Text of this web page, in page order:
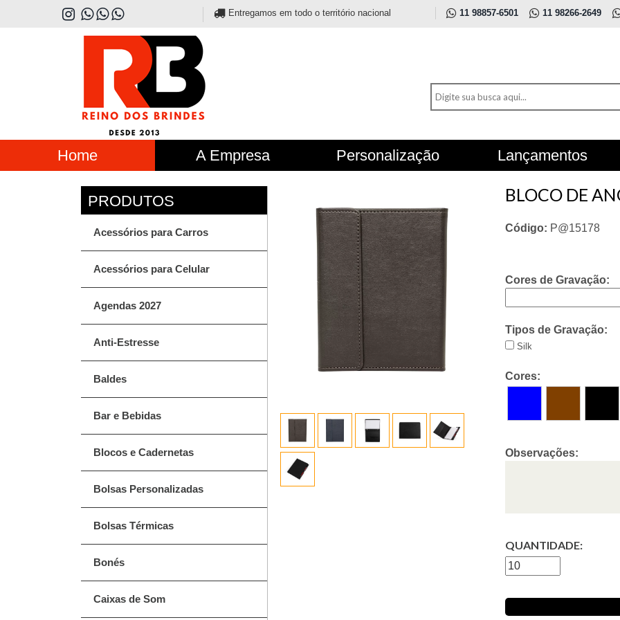
Entregamos em todo o território nacional 11 98857-6501 11 98266-2649
Home A Empresa Personalização Lançamentos
Acessórios para Carros
Acessórios para Celular
Agendas 2027
Anti-Estresse
Baldes
Bar e Bebidas
Blocos e Cadernetas
Bolsas Personalizadas
Bolsas Térmicas
Bonés
Caixas de Som
BLOCO DE
Código: P@15178
Cores de Gravação:
Tipos de Gravação:
Silk
Cores:
Observações:
QUANTIDADE: